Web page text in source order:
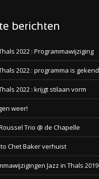
berichten
2022 : Programmawijziging
2022 : programma is gekend
2022 : krijgt stilaan vorm
weer!
Trio @ de Chapelle
Chet Baker verhuist
Jazz in Thals 2019